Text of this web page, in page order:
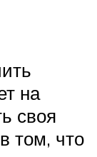
на
своя
том, что